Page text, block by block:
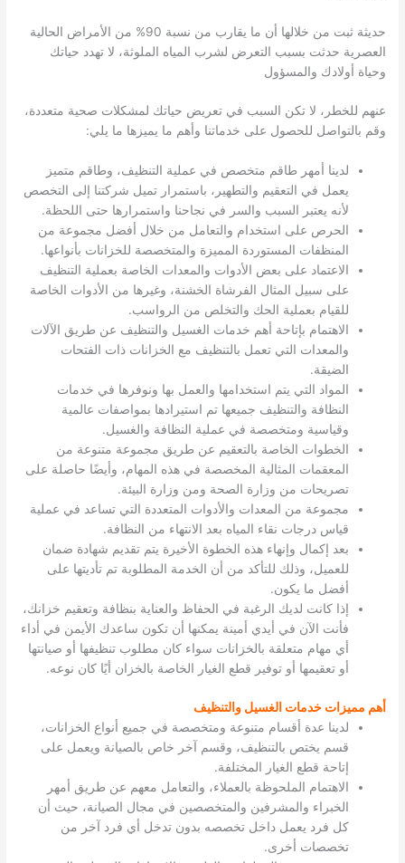
حديثة ثبت من خلالها أن ما يقارب من نسبة 90% من الأمراض الحالية
العصرية حدثت بسبب التعرض لشرب المياه الملوثة، لا تهدد حياتك
وحياة أولادك والمسؤول
عنهم للخطر، لا تكن السبب في تعريض حياتك لمشكلات صحية متعددة،
وقم بالتواصل للحصول على خدماتنا وأهم ما يميزها ما يلي:
لدينا أمهر طاقم متخصص في عملية التنظيف، وطاقم متميز
يعمل في التعقيم والتطهير، باستمرار تميل شركتنا إلى التخصص
لأنه يعتبر السبب والسر في نجاحنا واستمرارها حتى اللحظة.
الحرص على استخدام والتعامل من خلال أفضل مجموعة من
المنظفات المستوردة المميزة والمتخصصة للخزانات بأنواعها.
الاعتماد على بعض الأدوات والمعدات الخاصة بعملية التنظيف
على سبيل المثال الفرشاة الخشنة، وغيرها من الأدوات الخاصة
للقيام بعملية الحك والتخلص من الرواسب.
الاهتمام بإتاحة أهم خدمات الغسيل والتنظيف عن طريق الآلات
والمعدات التي تعمل بالتنظيف مع الخزانات ذات الفتحات
الضيقة.
المواد التي يتم استخدامها والعمل بها ونوفرها في خدمات
النظافة والتنظيف جميعها تم استيرادها بمواصفات عالمية
وقياسية ومتخصصة في عملية النظافة والغسيل.
الخطوات الخاصة بالتعقيم عن طريق مجموعة متنوعة من
المعقمات المثالية المخصصة في هذه المهام، وأيضًا حاصلة على
تصريحات من وزارة الصحة ومن وزارة البيئة.
مجموعة من المعدات والأدوات المتعددة التي تساعد في عملية
قياس درجات نقاء المياه بعد الانتهاء من النظافة.
بعد إكمال وإنهاء هذه الخطوة الأخيرة يتم تقديم شهادة ضمان
للعميل، وذلك للتأكد من أن الخدمة المطلوبة تم تأديتها على
أفضل ما يكون.
إذا كانت لديك الرغبة في الحفاظ والعناية بنظافة وتعقيم خزانك،
فأنت الآن في أيدي أمينة يمكنها أن تكون ساعدك الأيمن في أداء
أي مهام متعلقة بالخزانات سواء كان مطلوب تنظيفها أو صيانتها
أو تعقيمها أو توفير قطع الغيار الخاصة بالخزان أيًا كان نوعه.
أهم مميزات خدمات الغسيل والتنظيف
لدينا عدة أقسام متنوعة ومتخصصة في جميع أنواع الخزانات،
قسم يختص بالتنظيف، وقسم آخر خاص بالصيانة ويعمل على
إتاحة قطع الغيار المختلفة.
الاهتمام الملحوظة بالعملاء، والتعامل معهم عن طريق أمهر
الخبراء والمشرفين والمتخصصين في مجال الصيانة، حيث أن
كل فرد يعمل داخل تخصصه بدون تدخل أي فرد آخر من
تخصصات أخرى.